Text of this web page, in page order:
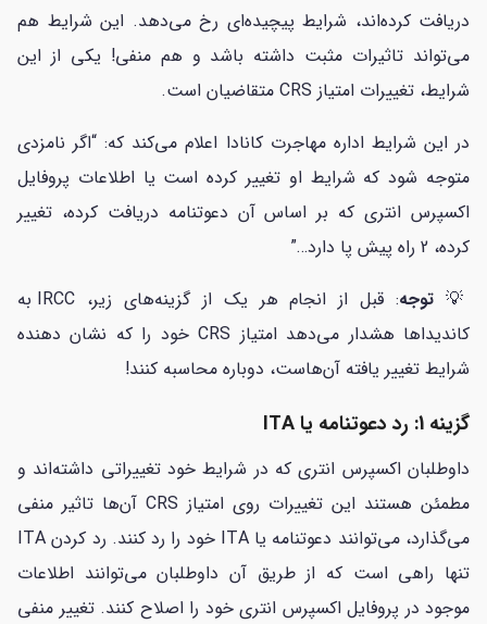
دریافت کرده‌اند، شرایط پیچیده‌ای رخ می‌دهد. این شرایط هم
می‌تواند تاثیرات مثبت داشته باشد و هم منفی! یکی از این
شرایط، تغییرات امتیاز CRS متقاضیان است.
در این شرایط اداره مهاجرت کانادا اعلام می‌کند که: “اگر نامزدی
متوجه شود که شرایط او تغییر کرده است یا اطلاعات پروفایل
اکسپرس انتری که بر اساس آن دعوتنامه دریافت کرده، تغییر
کرده، 2 راه پیش پا دارد…”
💡 توجه
: قبل از انجام هر یک از گزینه‌های زیر، IRCC به
کاندیداها هشدار می‌دهد امتیاز CRS خود را که نشان دهنده
شرایط تغییر یافته آن‌هاست، دوباره محاسبه کنند!
گزینه 1: رد دعوتنامه یا ITA
داوطلبان اکسپرس انتری که در شرایط خود تغییراتی داشته‌اند و
مطمئن هستند این تغییرات روی امتیاز CRS آن‌ها تاثیر منفی
می‌گذارد، می‌توانند دعوتنامه یا ITA خود را رد کنند. رد کردن ITA
تنها راهی است که از طریق آن داوطلبان می‌توانند اطلاعات
موجود در پروفایل اکسپرس انتری خود را اصلاح کنند. تغییر منفی